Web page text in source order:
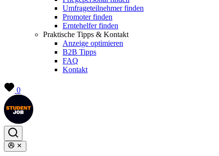
Umfrageteilnehmer finden
Promoter finden
Erntehelfer finden
Praktische Tipps & Kontakt
Anzeige optimieren
B2B Tipps
FAQ
Kontakt
0